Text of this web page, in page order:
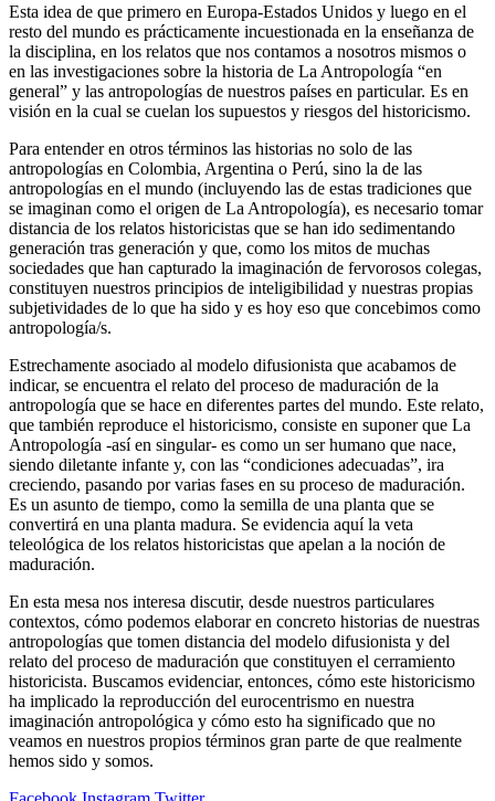
Esta idea de que primero en Europa-Estados Unidos y luego en el
resto del mundo es prácticamente incuestionada en la enseñanza de
la disciplina, en los relatos que nos contamos a nosotros mismos o
en las investigaciones sobre la historia de La Antropología “en
general” y las antropologías de nuestros países en particular. Es en
visión en la cual se cuelan los supuestos y riesgos del historicismo.
Para entender en otros términos las historias no solo de las
antropologías en Colombia, Argentina o Perú, sino la de las
antropologías en el mundo (incluyendo las de estas tradiciones que
se imaginan como el origen de La Antropología), es necesario tomar
distancia de los relatos historicistas que se han ido sedimentando
generación tras generación y que, como los mitos de muchas
sociedades que han capturado la imaginación de fervorosos colegas,
constituyen nuestros principios de inteligibilidad y nuestras propias
subjetividades de lo que ha sido y es hoy eso que concebimos como
antropología/s.
Estrechamente asociado al modelo difusionista que acabamos de
indicar, se encuentra el relato del proceso de maduración de la
antropología que se hace en diferentes partes del mundo. Este relato,
que también reproduce el historicismo, consiste en suponer que La
Antropología -así en singular- es como un ser humano que nace,
siendo diletante infante y, con las “condiciones adecuadas”, ira
creciendo, pasando por varias fases en su proceso de maduración.
Es un asunto de tiempo, como la semilla de una planta que se
convertirá en una planta madura. Se evidencia aquí la veta
teleológica de los relatos historicistas que apelan a la noción de
maduración.
En esta mesa nos interesa discutir, desde nuestros particulares
contextos, cómo podemos elaborar en concreto historias de nuestras
antropologías que tomen distancia del modelo difusionista y del
relato del proceso de maduración que constituyen el cerramiento
historicista. Buscamos evidenciar, entonces, cómo este historicismo
ha implicado la reproducción del eurocentrismo en nuestra
imaginación antropológica y cómo esto ha significado que no
veamos en nuestros propios términos gran parte de que realmente
hemos sido y somos.